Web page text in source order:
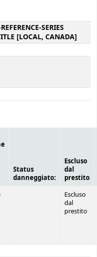
SERIES
[LOCAL, CANADA]
Status
danneggiato:
Escluso
dal
prestito
Escluso
dal
prestito